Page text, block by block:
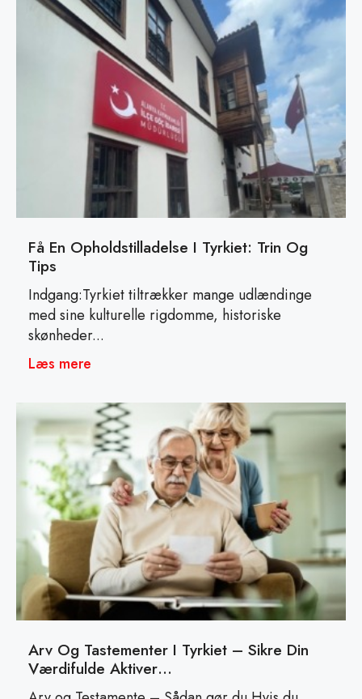
Få En Opholdstilladelse I Tyrkiet: Trin Og
Tips
Indgang:Tyrkiet tiltrækker mange udlændinge
med sine kulturelle rigdomme, historiske
skønheder...
Læs mere
Arv Og Tastementer I Tyrkiet – Sikre Din
Værdifulde Aktiver…